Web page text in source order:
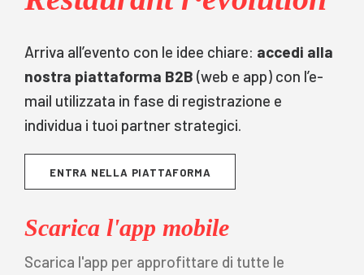
Arriva all’evento con le idee chiare: accedi alla
nostra piattaforma B2B (web e app) con l’e-
mail utilizzata in fase di registrazione e
individua i tuoi partner strategici.
ENTRA NELLA PIATTAFORMA
Scarica l'app mobile
Scarica l'app per approfittare di tutte le